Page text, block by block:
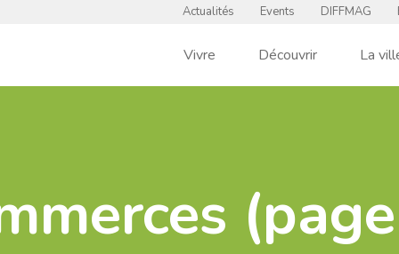
Actualités Events DIFFMAG
Vivre Découvrir La